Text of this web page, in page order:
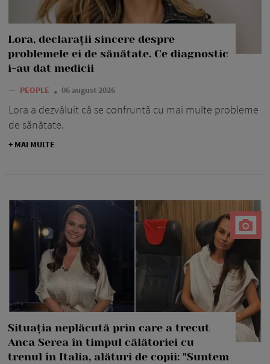
Lora, declarații sincere despre
problemele ei de sănătate. Ce diagnostic
i-au dat medicii
— PEOPLE 06 august 2026
Lora a dezvăluit că se confruntă cu mai multe probleme
de sănătate.
+ MAI MULTE
Situația neplăcută prin care a trecut
Anca Serea în timpul călătoriei cu
trenul în Italia, alături de copii: "Suntem